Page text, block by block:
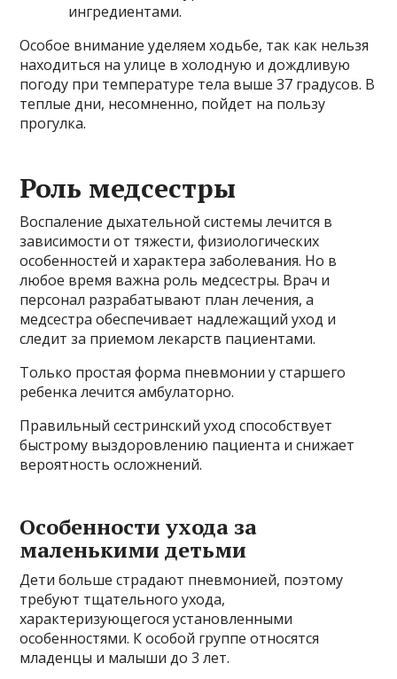
ингредиентами.
Особое внимание уделяем ходьбе, так как нельзя
находиться на улице в холодную и дождливую
погоду при температуре тела выше 37 градусов. В
теплые дни, несомненно, пойдет на пользу
прогулка.
Роль медсестры
Воспаление дыхательной системы лечится в
зависимости от тяжести, физиологических
особенностей и характера заболевания. Но в
любое время важна роль медсестры. Врач и
персонал разрабатывают план лечения, а
медсестра обеспечивает надлежащий уход и
следит за приемом лекарств пациентами.
Только простая форма пневмонии у старшего
ребенка лечится амбулаторно.
Правильный сестринский уход способствует
быстрому выздоровлению пациента и снижает
вероятность осложнений.
Особенности ухода за
маленькими детьми
Дети больше страдают пневмонией, поэтому
требуют тщательного ухода,
характеризующегося установленными
особенностями. К особой группе относятся
младенцы и малыши до 3 лет.